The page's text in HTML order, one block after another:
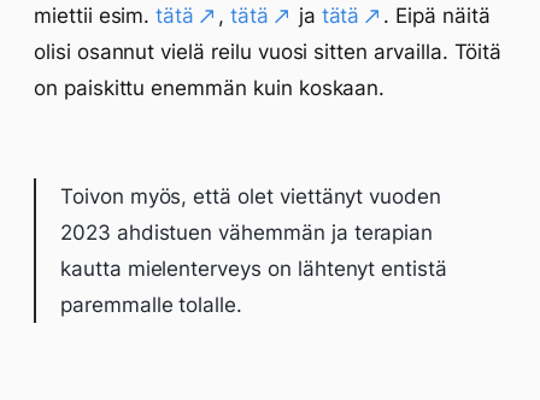
miettii esim.tätä , tätä ja tätä
. Eipä näitä
olisi osannut vielä reilu vuosi sitten arvailla. Töitä
on paiskittu enemmän kuin koskaan.
Toivon myös, että olet viettänyt vuoden
2023 ahdistuen vähemmän ja terapian
kautta mielenterveys on lähtenyt entistä
paremmalle tolalle.